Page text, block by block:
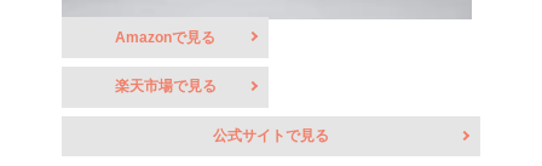
Amazonで見る
楽天市場で見る
公式サイトで見る